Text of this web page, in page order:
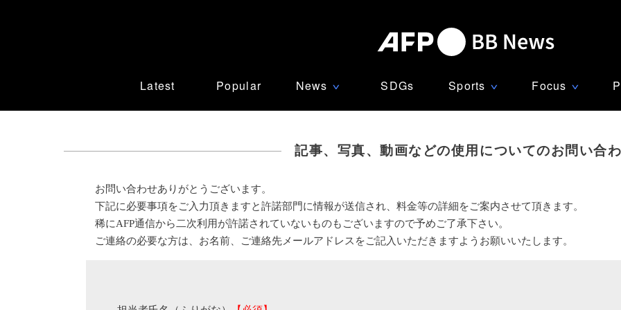
Latest Popular News ∨ SDGs Sports ∨ Focus ∨
記事、写真、動画などの使用についてのお問い合
お問い合わせありがとうございます。
下記に必要事項をご入力頂きますと許諾部門に情報が送信され、料金等の詳細をご案内させて頂きます。
稀にAFP通信から二次利用が許諾されていないものもございますので予めご了承下さい。
ご連絡の必要な方は、お名前、ご連絡先メールアドレスをご記入いただきますようお願いいたします。